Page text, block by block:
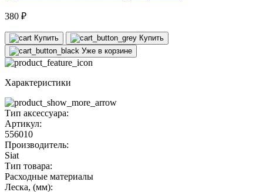
380 ₽
Купить
Купить
Уже в корзине
Характеристики
Тип аксессуара:
Артикул:
556010
Производитель:
Siat
Тип товара:
Расходные материалы
Леска, (мм):